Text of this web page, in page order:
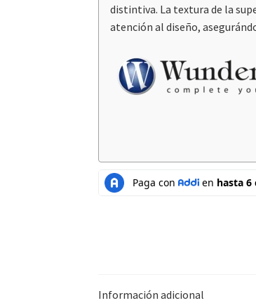
distintiva. La textura de la
atención al diseño,
Información adicional